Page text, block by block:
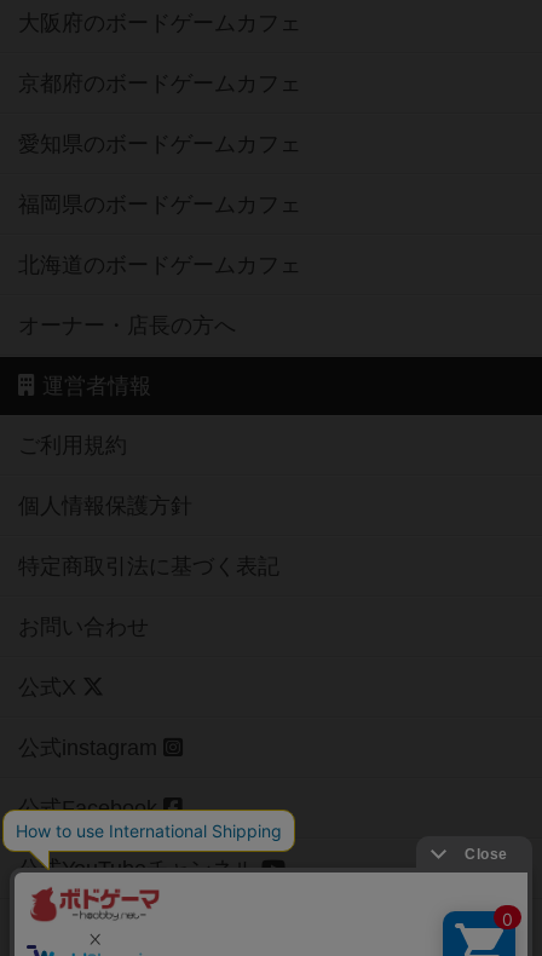
大阪府のボードゲームカフェ
京都府のボードゲームカフェ
愛知県のボードゲームカフェ
福岡県のボードゲームカフェ
北海道のボードゲームカフェ
オーナー・店長の方へ
運営者情報
ご利用規約
個人情報保護方針
特定商取引法に基づく表記
お問い合わせ
公式X
公式instagram
公式Facebook
公式YouTubeチャンネル